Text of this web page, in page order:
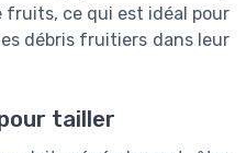
fruits, ce qui est idéal pour
débris fruitiers dans leur
tailler